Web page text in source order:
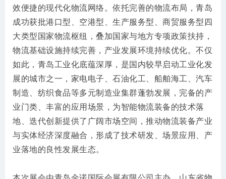
效便捷的现代化物流网络。依托完善的物流布局，青岛
成功获批港口型、空港型、生产服务型、商贸服务型四
大类型国家物流枢纽，叠加国家与地方专项政策扶持，
物流基础设施持续完善，产业发展环境持续优化。不仅
如此，青岛工业化底蕴深厚，是国内较早启动工业化发
展的城市之一，家电电子、石油化工、船舶海工、汽车
制造、纺织食品等多元制造业集群蓬勃发展，完备的产
业门类、丰富的应用场景，为智能物流装备的技术落
地、迭代创新提供了广阔市场空间，推动物流装备产业
与实体经济深度融合，形成了技术研发、场景应用、产
业落地的良性发展生态。